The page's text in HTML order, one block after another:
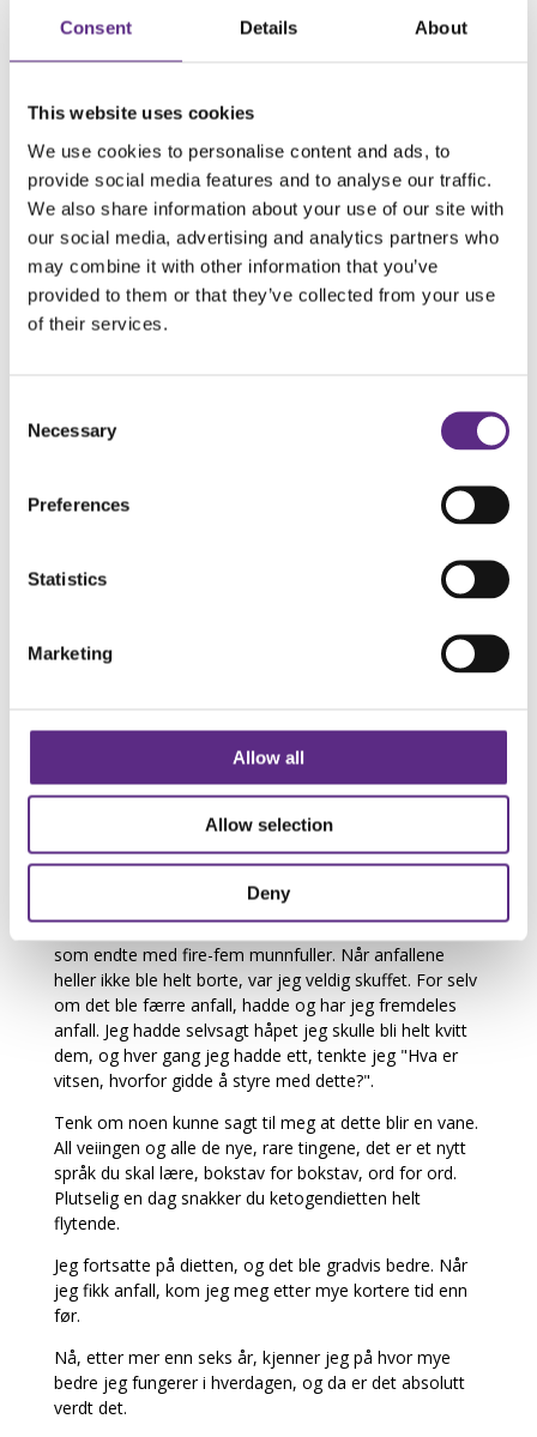
Consent Details About
This website uses cookies
We use cookies to personalise content and ads, to
provide social media features and to analyse our traffic.
We also share information about your use of our site with
our social media, advertising and analytics partners who
may combine it with other information that you’ve
provided to them or that they’ve collected from your use
of their services.
Selection
Necessary
Preferences
Statistics
Marketing
Allow all
Allow selection
Deny
Mette.
Jeg hadde vært på kurs på SSE og smakt på mye som
ikke smakte så godt. Oppskrifter basert på utregninger
av fettinnhold og lite karbohydrater, ikke mat utviklet
for å smake himmelsk.
Noen skulle sagt til meg ”slapp av, du skal ikke lage
blasse etterligninger av mat du spiste før. Du skal spise
nytt. Saftige nøttebrød med ekte majones og reker
med smørdampete grønnsaker og sitronsaus. Du skal
kose deg.”
Jeg kjøpte meg en kjøkkenvekt og gikk i butikken med
helt nye øyne. Plutselig var det som nesten alt i hyllene
ferdigmat, farsemat, snop, snacks, brød, brus, øl, juice,
Valnøtter, egg, ren fisk, ekte majones, olje, avokado,
agurk, kremfløte, oliven. Jeg leste innholdsfortegnelser
spesialbutikk (mye av dette er nå helt vanlig å finne selv
i lavprisbutikker) og kom ut med en enda rarere, enda
dyrere handlekurv: Linfrø, sesamfrø, mandelmel,
fiberhusk, sukrin, glutenfrie produkter,
Johannesbrødkjernemel. Masse gode, økologiske
produkter uten tilsatt sukker.
De lange veie- og regneritualene før hvert måltid var
ganske kjedelige og langdryge, det ble lange ritualer
som endte med fire-fem munnfuller. Når anfallene
heller ikke ble helt borte, var jeg veldig skuffet. For selv
om det ble færre anfall, hadde og har jeg fremdeles
anfall. Jeg hadde selvsagt håpet jeg skulle bli helt kvitt
dem, og hver gang jeg hadde ett, tenkte jeg "Hva er
vitsen, hvorfor gidde å styre med dette?".
Tenk om noen kunne sagt til meg at dette blir en vane.
All veiingen og alle de nye, rare tingene, det er et nytt
språk du skal lære, bokstav for bokstav, ord for ord.
Plutselig en dag snakker du ketogendietten helt
flytende.
Jeg fortsatte på dietten, og det ble gradvis bedre. Når
jeg fikk anfall, kom jeg meg etter mye kortere tid enn
før.
Nå, etter mer enn seks år, kjenner jeg på hvor mye
bedre jeg fungerer i hverdagen, og da er det absolutt
verdt det.